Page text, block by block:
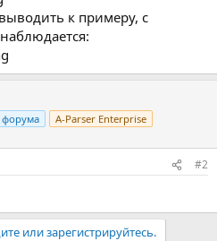
к примеру, с
форума A-Parser Enterprise
#2
или зарегистрируйтесь.